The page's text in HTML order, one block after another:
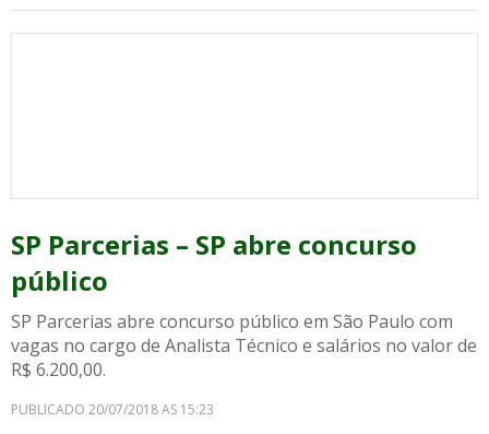
SP Parcerias – SP abre concurso
público
SP Parcerias abre concurso público em São Paulo com
vagas no cargo de Analista Técnico e salários no valor de
R$ 6.200,00.
PUBLICADO 20/07/2018 AS 15:23